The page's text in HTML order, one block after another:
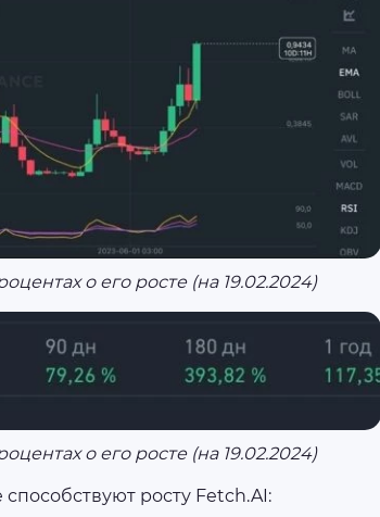
о его росте (на 19.02.2024)
о его росте (на 19.02.2024)
росту Fetch.AI: